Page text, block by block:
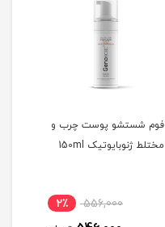
فوم شستشو پوست چرب و
مختلط ژنوبایوتیک 150ml
556,000 2٪